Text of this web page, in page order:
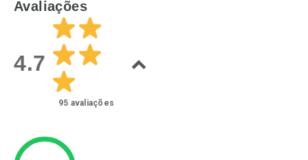
Laboratório
Por Menos
Avaliações
4.7
95 avaliações